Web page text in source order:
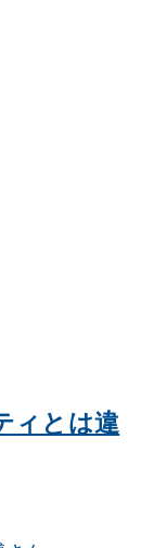
ィとは違